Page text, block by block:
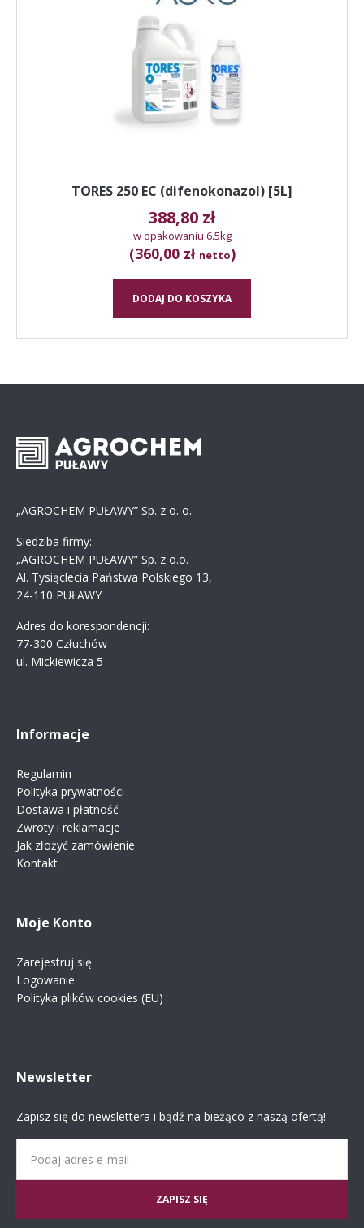
TORES 250 EC (difenokonazol) [5L]
388,80 zł
w opakowaniu 6.5kg
(360,00 zł netto)
DODAJ DO KOSZYKA
„AGROCHEM PUŁAWY” Sp. z o. o.
Siedziba firmy:
„AGROCHEM PUŁAWY” Sp. z o.o.
Al. Tysiąclecia Państwa Polskiego 13,
24-110 PUŁAWY
Adres do korespondencji:
77-300 Człuchów
ul. Mickiewicza 5
Informacje
Regulamin
Polityka prywatności
Dostawa i płatność
Zwroty i reklamacje
Jak złożyć zamówienie
Kontakt
Moje Konto
Zarejestruj się
Logowanie
Polityka plików cookies (EU)
Newsletter
Zapisz się do newslettera i bądź na bieżąco z naszą ofertą!